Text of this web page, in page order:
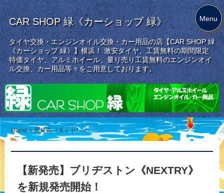
CAR SHOP 緑《カーショップ 緑》
タイヤ交換・エンジンオイル交換・カー用品の店【CAR SHOP 緑
《カーショップ 緑》】横浜！ 激安タイヤ、工賃無料の期間限定
特価タイヤ、アルミホイール、量り売り工賃無料のエンジンオイ
ル交換、カー用品等々をご用意しております。
Home »新発売《タイヤ》 »
【新発売】ブリヂストン《NEXTRY》
を新規発売開始！
Menu